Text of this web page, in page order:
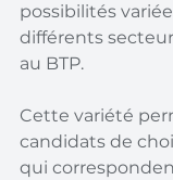
possibilités
différents
au BTP.
Cette variété
candidats de
qui